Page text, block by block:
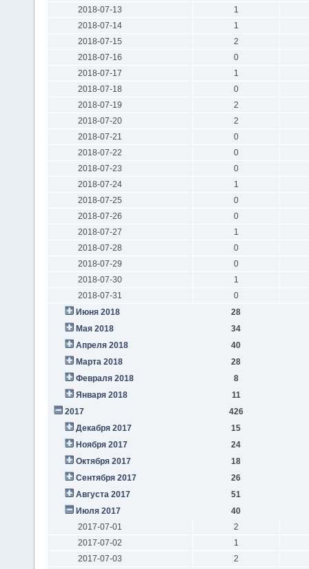
2018-07-13
1
2018-07-14
1
2018-07-15
2
2018-07-16
0
2018-07-17
1
2018-07-18
0
2018-07-19
2
2018-07-20
2
2018-07-21
0
2018-07-22
0
2018-07-23
0
2018-07-24
1
2018-07-25
0
2018-07-26
0
2018-07-27
1
2018-07-28
0
2018-07-29
0
2018-07-30
1
2018-07-31
0
Июня 2018
28
Мая 2018
34
Апреля 2018
40
Марта 2018
28
Февраля 2018
8
Января 2018
11
2017
426
Декабря 2017
15
Ноября 2017
24
Октября 2017
18
Сентября 2017
26
Августа 2017
51
Июля 2017
40
2017-07-01
2
2017-07-02
1
2017-07-03
2